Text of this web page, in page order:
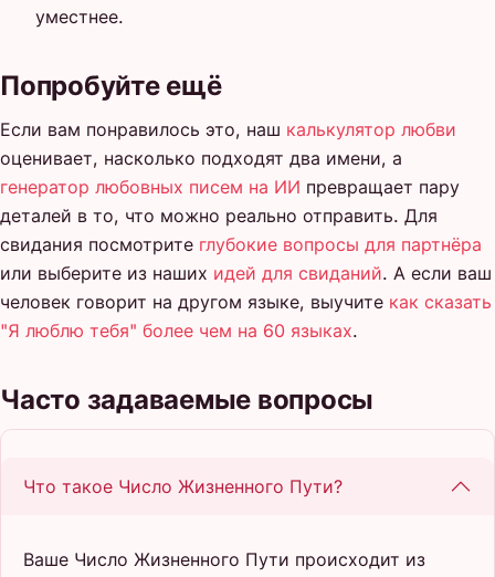
уместнее.
Попробуйте ещё
Если вам понравилось это, наш калькулятор любви
оценивает, насколько подходят два имени, а
генератор любовных писем на ИИ превращает пару
деталей в то, что можно реально отправить. Для
свидания посмотрите глубокие вопросы для партнёра
или выберите из наших идей для свиданий. А если ваш
человек говорит на другом языке, выучите как сказать
"Я люблю тебя" более чем на 60 языках.
Часто задаваемые вопросы
Что такое Число Жизненного Пути?
Ваше Число Жизненного Пути происходит из